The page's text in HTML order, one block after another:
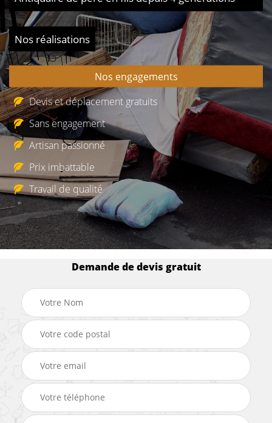
Nos réalisations
Nos engagements
Devis et déplacement gratuits
Sans engagement
Artisan passionné
Prix imbattable
Travail de qualité
Demande de devis gratuit